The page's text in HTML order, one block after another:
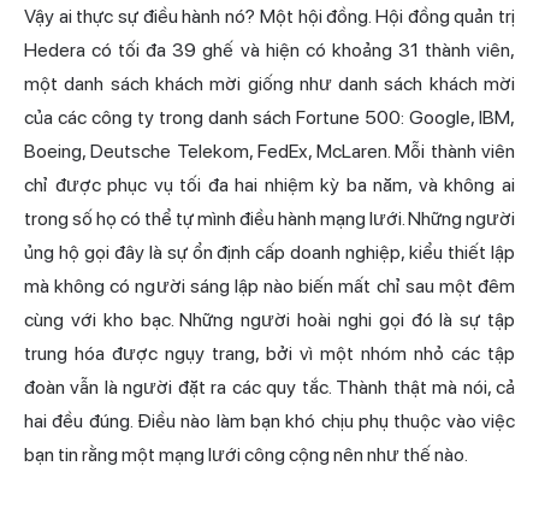
Vậy ai thực sự điều hành nó? Một hội đồng. Hội đồng quản trị
Hedera có tối đa 39 ghế và hiện có khoảng 31 thành viên,
một danh sách khách mời giống như danh sách khách mời
của các công ty trong danh sách Fortune 500: Google, IBM,
Boeing, Deutsche Telekom, FedEx, McLaren. Mỗi thành viên
chỉ được phục vụ tối đa hai nhiệm kỳ ba năm, và không ai
trong số họ có thể tự mình điều hành mạng lưới. Những người
ủng hộ gọi đây là sự ổn định cấp doanh nghiệp, kiểu thiết lập
mà không có người sáng lập nào biến mất chỉ sau một đêm
cùng với kho bạc. Những người hoài nghi gọi đó là sự tập
trung hóa được ngụy trang, bởi vì một nhóm nhỏ các tập
đoàn vẫn là người đặt ra các quy tắc. Thành thật mà nói, cả
hai đều đúng. Điều nào làm bạn khó chịu phụ thuộc vào việc
bạn tin rằng một mạng lưới công cộng nên như thế nào.